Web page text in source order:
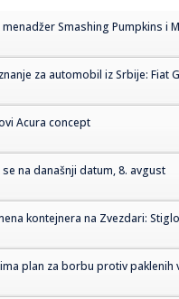
Smashing Pumpkins i
za automobil iz Srbije: Fiat
Acura concept
na današnji datum, 8. avgust
kontejnera na Zvezdari:
plan za borbu protiv paklenih